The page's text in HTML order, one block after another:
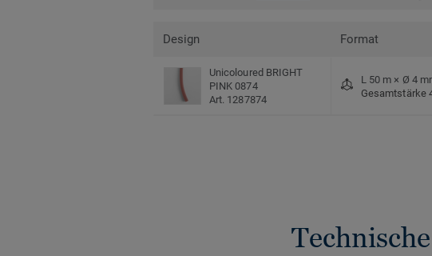
Design Format
Unicoloured BRIGHT
PINK 0874
Art. 1287874
L 50 m × Ø 4
Gesamtstärke